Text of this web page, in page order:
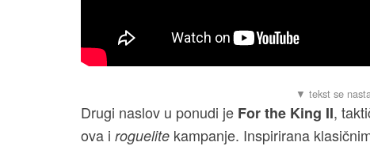
Drugi naslov u ponudi je For the King II,
ova i roguelite kampanje. Inspirirana